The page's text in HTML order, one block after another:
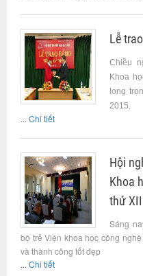
Lễ
Chiều
Khoa
long
2015.
... Chi tiết
Hội
Khoa
thứ
Sáng
bộ trẻ Viện khoa học công
và thành công tốt đẹp
... Chi tiết